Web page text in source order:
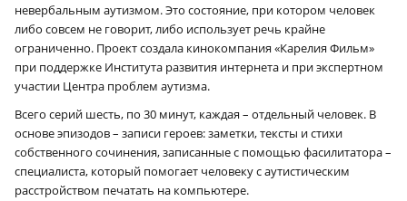
невербальным аутизмом. Это состояние, при котором человек
либо совсем не говорит, либо использует речь крайне
ограниченно. Проект создала кинокомпания «Карелия Фильм»
при поддержке Института развития интернета и при экспертном
участии Центра проблем аутизма.
Всего серий шесть, по 30 минут, каждая – отдельный человек. В
основе эпизодов – записи героев: заметки, тексты и стихи
собственного сочинения, записанные с помощью фасилитатора –
специалиста, который помогает человеку с аутистическим
расстройством печатать на компьютере.